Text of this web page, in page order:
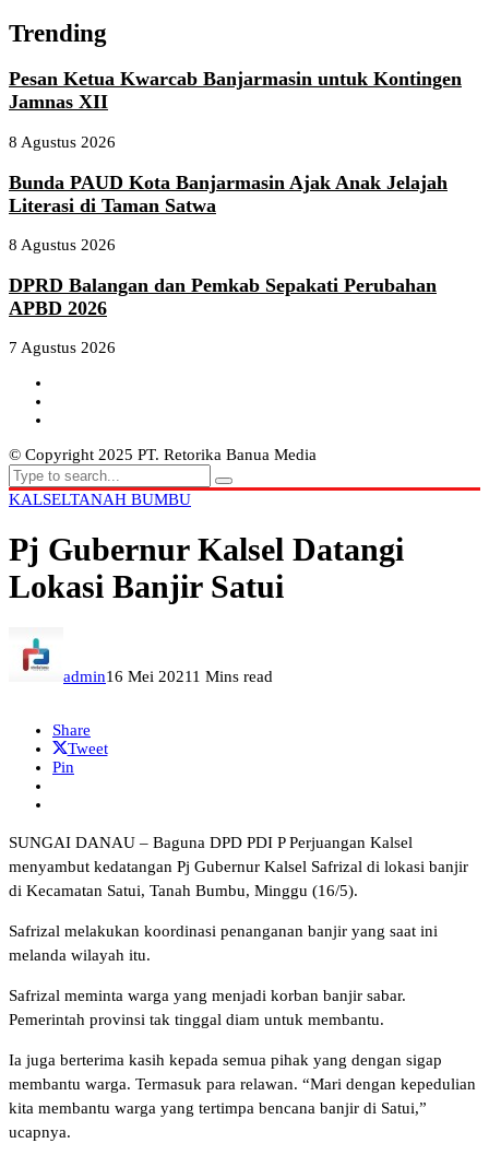
Trending
Pesan Ketua Kwarcab Banjarmasin untuk Kontingen
Jamnas XII
8 Agustus 2026
Bunda PAUD Kota Banjarmasin Ajak Anak Jelajah
Literasi di Taman Satwa
8 Agustus 2026
DPRD Balangan dan Pemkab Sepakati Perubahan
APBD 2026
7 Agustus 2026
© Copyright 2025 PT. Retorika Banua Media
KALSELTANAH BUMBU
Pj Gubernur Kalsel Datangi
Lokasi Banjir Satui
admin16 Mei 20211 Mins read
Share
Tweet
Pin
SUNGAI DANAU – Baguna DPD PDI P Perjuangan Kalsel
menyambut kedatangan Pj Gubernur Kalsel Safrizal di lokasi banjir
di Kecamatan Satui, Tanah Bumbu, Minggu (16/5).
Safrizal melakukan koordinasi penanganan banjir yang saat ini
melanda wilayah itu.
Safrizal meminta warga yang menjadi korban banjir sabar.
Pemerintah provinsi tak tinggal diam untuk membantu.
Ia juga berterima kasih kepada semua pihak yang dengan sigap
membantu warga. Termasuk para relawan. “Mari dengan kepedulian
kita membantu warga yang tertimpa bencana banjir di Satui,”
ucapnya.